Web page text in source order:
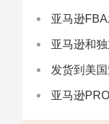
亚马逊FBA发货入仓的
亚马逊和
发货到美国亚马
亚马逊PRO和PO